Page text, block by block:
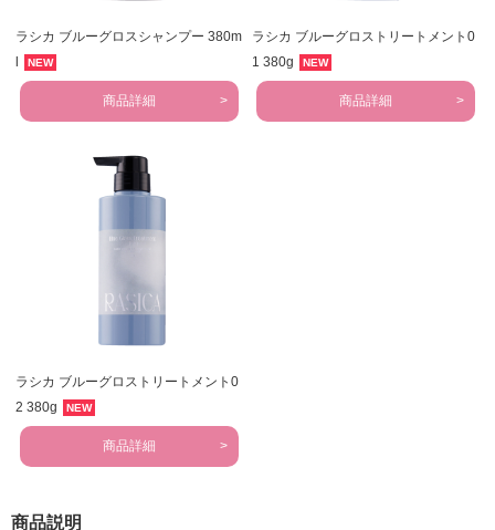
ラシカ ブルーグロスシャンプー 380m
NEW
商品詳細
ラシカ ブルーグロストリートメント0
1 380g
NEW
商品詳細
ラシカ ブルーグロストリートメント0
2 380g
NEW
商品詳細
商品説明